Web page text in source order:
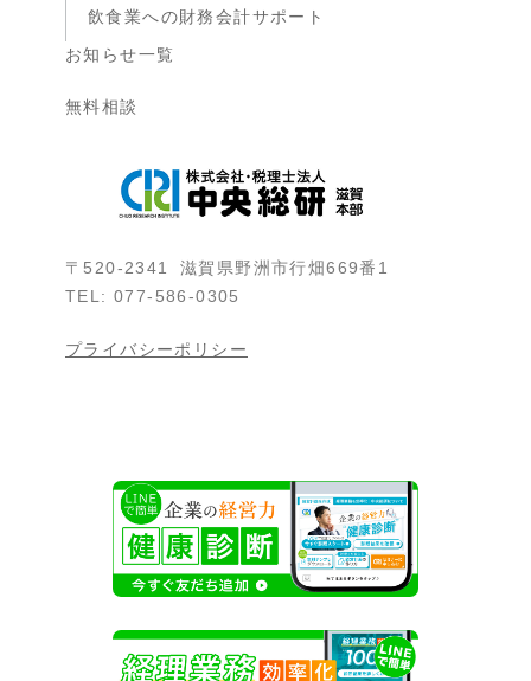
〒520-2341 滋賀県野洲市行畑669番1
TEL: 077-586-0305
プライバシーポリシー
飲食業への財務会計サポート
お知らせ一覧
無料相談